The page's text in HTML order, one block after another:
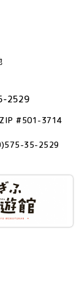
2529
ZIP #501-3714
35-2529